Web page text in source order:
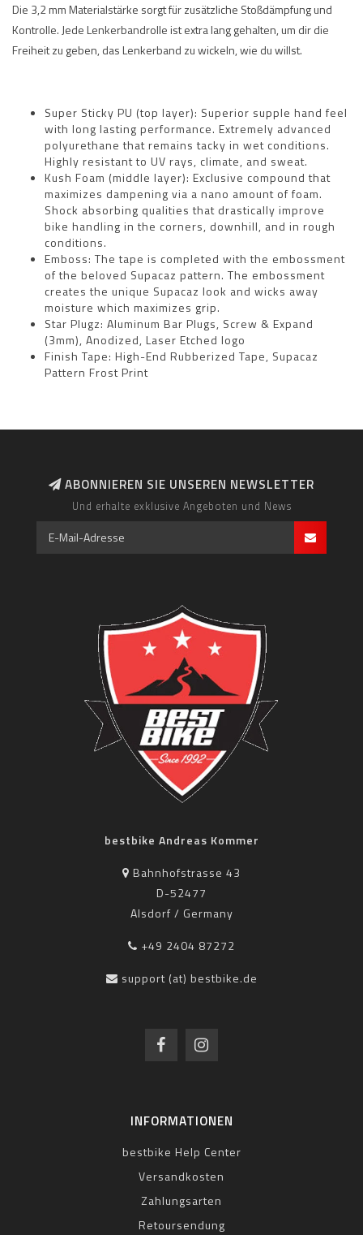
Die 3,2 mm Materialstärke sorgt für zusätzliche Stoßdämpfung und
Kontrolle. Jede Lenkerbandrolle ist extra lang gehalten, um dir die
Freiheit zu geben, das Lenkerband zu wickeln, wie du willst.
Super Sticky PU (top layer): Superior supple hand feel
with long lasting performance. Extremely advanced
polyurethane that remains tacky in wet conditions.
Highly resistant to UV rays, climate, and sweat.
Kush Foam (middle layer): Exclusive compound that
maximizes dampening via a nano amount of foam.
Shock absorbing qualities that drastically improve
bike handling in the corners, downhill, and in rough
conditions.
Emboss: The tape is completed with the embossment
of the beloved Supacaz pattern. The embossment
creates the unique Supacaz look and wicks away
moisture which maximizes grip.
Star Plugz: Aluminum Bar Plugs, Screw & Expand
(3mm), Anodized, Laser Etched logo
Finish Tape: High-End Rubberized Tape, Supacaz
Pattern Frost Print
ABONNIEREN SIE UNSEREN NEWSLETTER
Und erhalte exklusive Angeboten und News
bestbike Andreas Kommer
Bahnhofstrasse 43
D-52477
Alsdorf / Germany
+49 2404 87272
support (at) bestbike.de
INFORMATIONEN
bestbike Help Center
Versandkosten
Zahlungsarten
Retoursendung